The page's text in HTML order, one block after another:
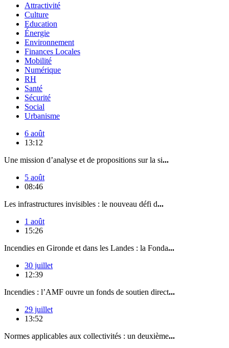
Attractivité
Culture
Education
Énergie
Environnement
Finances Locales
Mobilité
Numérique
RH
Santé
Sécurité
Social
Urbanisme
6 août
13:12
Une mission d’analyse et de propositions sur la si...
5 août
08:46
Les infrastructures invisibles : le nouveau défi d...
1 août
15:26
Incendies en Gironde et dans les Landes : la Fonda...
30 juillet
12:39
Incendies : l’AMF ouvre un fonds de soutien direct...
29 juillet
13:52
Normes applicables aux collectivités : un deuxième...